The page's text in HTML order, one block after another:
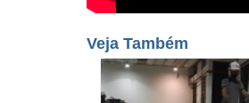
Veja Também